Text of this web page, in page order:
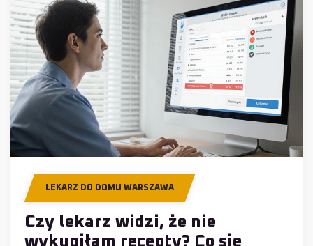
LEKARZ DO DOMU WARSZAWA
Czy lekarz widzi, że nie
wykupiłam recepty? Co się